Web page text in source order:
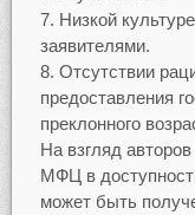
Низкой
заявителями.
Отсутствии
предоставления
преклонного
На взгляд
МФЦ в
может быть